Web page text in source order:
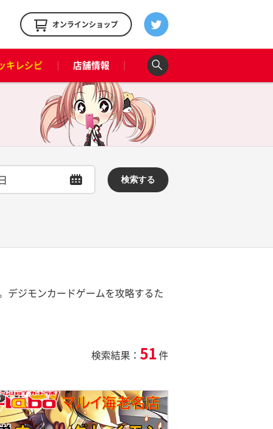
オンラインショップ
キレシピ 店舗情報
検索する
デジモンカードゲームを攻略するた
検索結果： 51件